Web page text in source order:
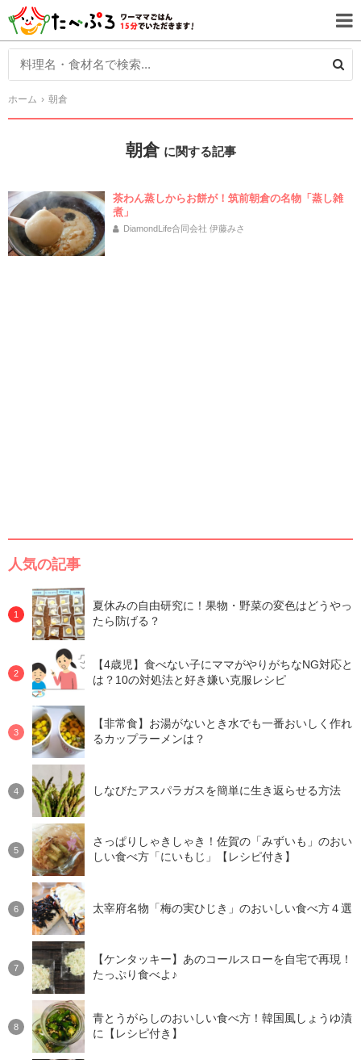
ホーム 朝倉
朝倉 に関する記事
茶わん蒸しからお餅が！筑前朝倉の名物「蒸し雑
煮」
DiamondLife合同会社 伊藤みさ
人気の記事
夏休みの自由研究に！果物・野菜の変色はどうやっ
たら防げる？
【4歳児】食べない子にママがやりがちなNG対応と
は？10の対処法と好き嫌い克服レシピ
【非常食】お湯がないとき水でも一番おいしく作れ
るカップラーメンは？
しなびたアスパラガスを簡単に生き返らせる方法
さっぱりしゃきしゃき！佐賀の「みずいも」のおい
しい食べ方「にいもじ」【レシピ付き】
太宰府名物「梅の実ひじき」のおいしい食べ方４選
【ケンタッキー】あのコールスローを自宅で再現！
たっぷり食べよ♪
青とうがらしのおいしい食べ方！韓国風しょうゆ漬
に【レシピ付き】